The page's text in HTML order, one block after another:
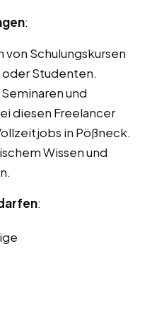
:
von Schulungskursen
Studenten.
und
diesen Freelancer
in Pößneck.
Wissen und
: